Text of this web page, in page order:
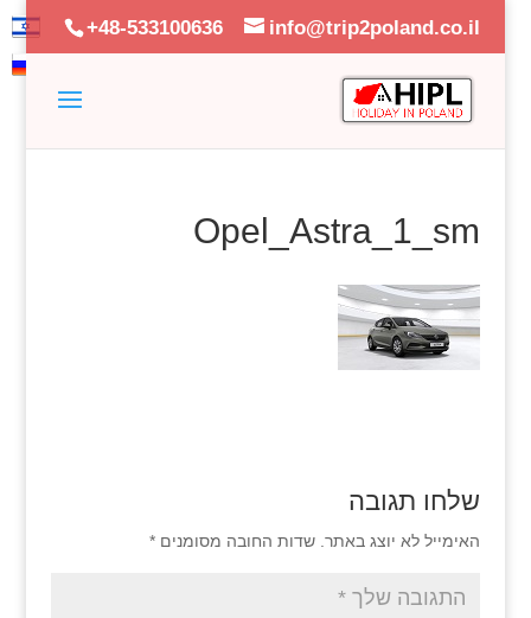
+48-533100636 info@trip2poland.co.il
Opel_Astra_1_sm
שלחו תגובה
האימייל לא יוצג באתר. שדות החובה מסומנים *